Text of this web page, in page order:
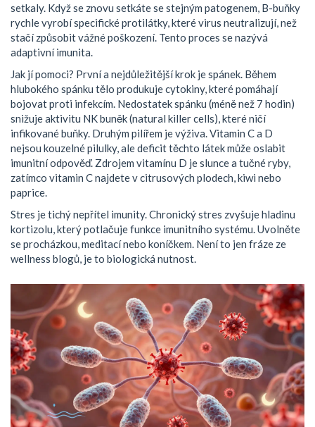
setkaly. Když se znovu setkáte se stejným patogenem, B-buňky
rychle vyrobí specifické protilátky, které virus neutralizují, než
stačí způsobit vážné poškození. Tento proces se nazývá
adaptivní imunita.
Jak jí pomoci? První a nejdůležitější krok je spánek. Během
hlubokého spánku tělo produkuje cytokiny, které pomáhají
bojovat proti infekcím. Nedostatek spánku (méně než 7 hodin)
snižuje aktivitu NK buněk (natural killer cells), které ničí
infikované buňky. Druhým pilířem je výživa. Vitamin C a D
nejsou kouzelné pilulky, ale deficit těchto látek může oslabit
imunitní odpověď. Zdrojem vitamínu D je slunce a tučné ryby,
zatímco vitamin C najdete v citrusových plodech, kiwi nebo
paprice.
Stres je tichý nepřítel imunity. Chronický stres zvyšuje hladinu
kortizolu, který potlačuje funkce imunitního systému. Uvolněte
se procházkou, meditací nebo koníčkem. Není to jen fráze ze
wellness blogů, je to biologická nutnost.